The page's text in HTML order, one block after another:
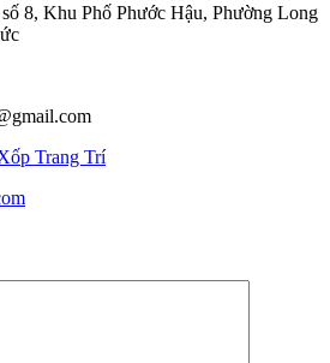
8, Khu Phố Phước Hậu, Phường Long
Trang Trí